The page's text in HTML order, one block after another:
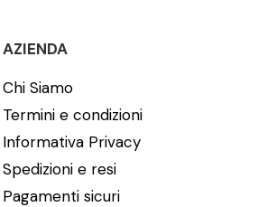
AZIENDA
Chi Siamo
Termini e condizioni
Informativa Privacy
Spedizioni e resi
Pagamenti sicuri